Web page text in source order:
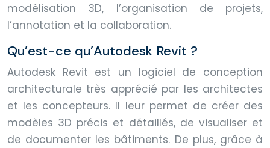
modélisation 3D, l’organisation de projets,
l’annotation et la collaboration.
Qu’est-ce qu’Autodesk Revit ?
Autodesk Revit est un logiciel de conception
architecturale très apprécié par les architectes
et les concepteurs. Il leur permet de créer des
modèles 3D précis et détaillés, de visualiser et
de documenter les bâtiments. De plus, grâce à